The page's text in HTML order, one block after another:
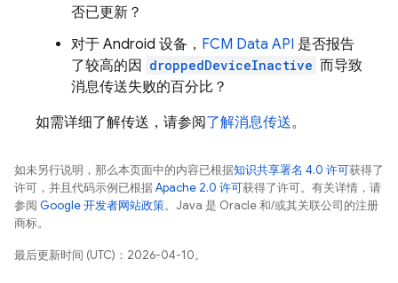
否已更新？
对于 Android 设备， FCM Data API 是否报告
了较高的因
droppedDeviceInactive 而导致
消息传送失败的百分比？
如需详细了解传送，请参阅了解消息传送。
如未另行说明，那么本页面中的内容已根据知识共享署名 4.0 许可获得了
许可，并且代码示例已根据Apache 2.0 许可获得了许可。有关详情，请
参阅 Google 开发者网站政策。Java 是 Oracle 和/或其关联公司的注册
商标。
最后更新时间 (UTC)：2026-04-10。